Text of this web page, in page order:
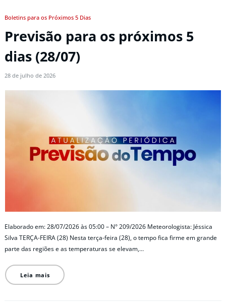
Boletins para os Próximos 5 Dias
Previsão para os próximos 5
dias (28/07)
28 de julho de 2026
Elaborado em: 28/07/2026 às 05:00 – N° 209/2026 Meteorologista: Jéssica
Silva TERÇA-FEIRA (28) Nesta terça-feira (28), o tempo fica firme em grande
parte das regiões e as temperaturas se elevam,…
Leia mais